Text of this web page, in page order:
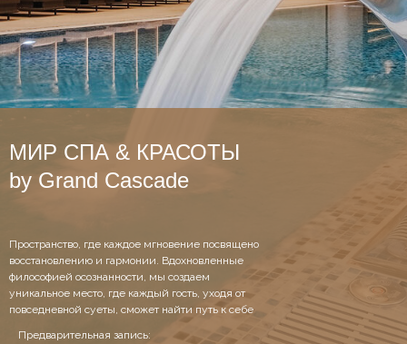
МИР СПА & КРАСОТЫ
by Grand Cascade
Пространство, где каждое мгновение посвящено
восстановлению и гармонии. Вдохновленные
философией осознанности, мы создаем
уникальное место, где каждый гость, уходя от
повседневной суеты, сможет найти путь к себе
Предварительная запись: